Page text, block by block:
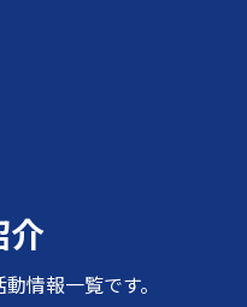
介
情報一覧です。